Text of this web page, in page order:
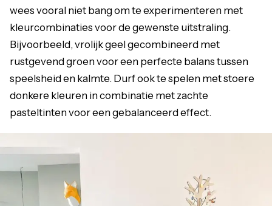
wees vooral niet bang om te experimenteren met
kleurcombinaties voor de gewenste uitstraling.
Bijvoorbeeld, vrolijk geel gecombineerd met
rustgevend groen voor een perfecte balans tussen
speelsheid en kalmte. Durf ook te spelen met stoere
donkere kleuren in combinatie met zachte
pasteltinten voor een gebalanceerd effect.